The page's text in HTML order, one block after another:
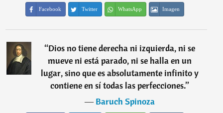
Facebook Twitter WhatsApp Imagen
“Dios no tiene derecha ni izquierda, ni se
mueve ni está parado, ni se halla en un
lugar, sino que es absolutamente infinito y
contiene en sí todas las perfecciones.”
―Baruch Spinoza